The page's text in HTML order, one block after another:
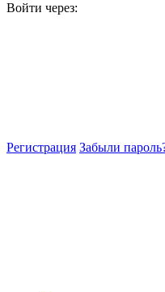
Войти через:
Регистрация Забыли